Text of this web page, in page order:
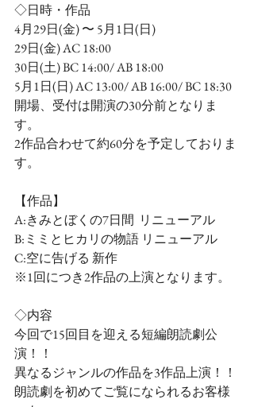
◇日時・作品
4月29日(金) 〜 5月1日(日)
29日(金) AC 18:00
30日(土) BC 14:00/ AB 18:00
5月1日(日) AC 13:00/ AB 16:00/ BC 18:30
開場、受付は開演の30分前となりま
す。
2作品合わせて約60分を予定しておりま
す。
【作品】
A:きみとぼくの7日間  リニューアル
B:ミミとヒカリの物語 リニューアル
C:空に告げる 新作
※1回につき2作品の上演となります。
◇内容
今回で15回目を迎える短編朗読劇公
演！！
異なるジャンルの作品を3作品上演！！
朗読劇を初めてご覧になられるお客様